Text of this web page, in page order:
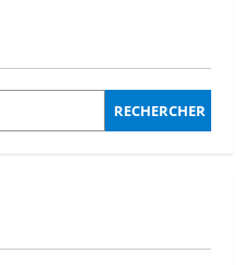
RECHERCHER